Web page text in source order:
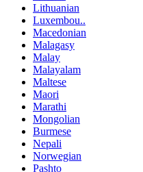
Lithuanian
Luxembou..
Macedonian
Malagasy
Malay
Malayalam
Maltese
Maori
Marathi
Mongolian
Burmese
Nepali
Norwegian
Pashto